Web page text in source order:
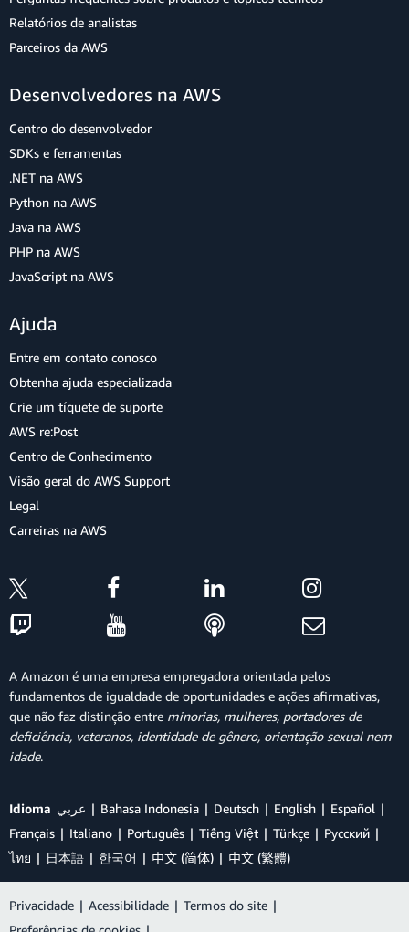
Relatórios de analistas
Parceiros da AWS
Desenvolvedores na AWS
Centro do desenvolvedor
SDKs e ferramentas
.NET na AWS
Python na AWS
Java na AWS
PHP na AWS
JavaScript na AWS
Ajuda
Entre em contato conosco
Obtenha ajuda especializada
Crie um tíquete de suporte
AWS re:Post
Centro de Conhecimento
Visão geral do AWS Support
Legal
Carreiras na AWS
A Amazon é uma empresa empregadora orientada pelos
fundamentos de igualdade de oportunidades e ações afirmativas,
que não faz distinção entre minorias, mulheres, portadores de
deficiência, veteranos, identidade de gênero, orientação sexual nem
idade.
Idioma عربي Bahasa Indonesia Deutsch English
Español
Français
Italiano Português Tiếng Việt Türkçe
Ρусский
ไทย
日本語 한국어 中文 (简体) 中文 (繁體)
Privacidade | Acessibilidade | Termos do site |